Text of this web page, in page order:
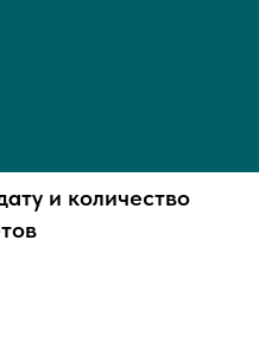
и количество